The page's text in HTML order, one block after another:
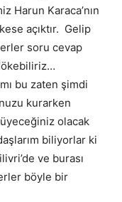
Harun Karaca’nın
açıktır. Gelip
soru cevap
bu zaten şimdi
kurarken
olacak
biliyorlar ki
ve burası
böyle bir